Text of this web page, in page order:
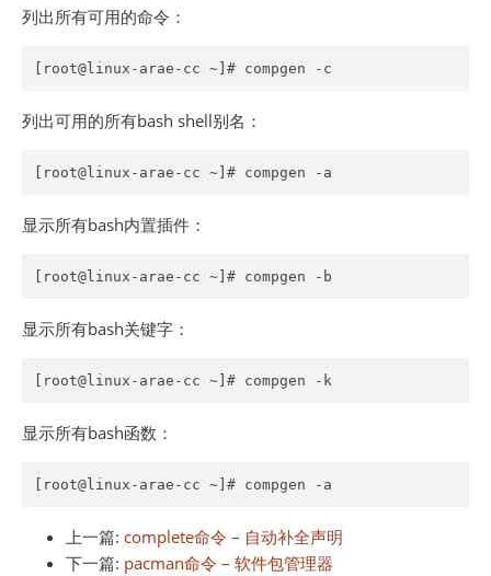
列出所有可用的命令：
[root@linux-arae-cc ~]# compgen -c
列出可用的所有bash shell别名：
[root@linux-arae-cc ~]# compgen -a
显示所有bash内置插件：
[root@linux-arae-cc ~]# compgen -b
显示所有bash关键字：
[root@linux-arae-cc ~]# compgen -k
显示所有bash函数：
[root@linux-arae-cc ~]# compgen -a
上一篇: complete命令 – 自动补全声明
下一篇: pacman命令 – 软件包管理器